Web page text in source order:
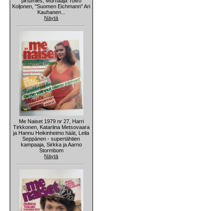
Koljonen, "Suomen Eichmann" Ari
Kauhanen...
Näytä
Me Naiset 1979 nr 27, Harri
Tirkkonen, Katariina Metsovaara
ja Hannu Heikinheimo häät, Leila
Seppänen - supertähtien
kampaaja, Sirkka ja Aarno
Stormbom
Näytä